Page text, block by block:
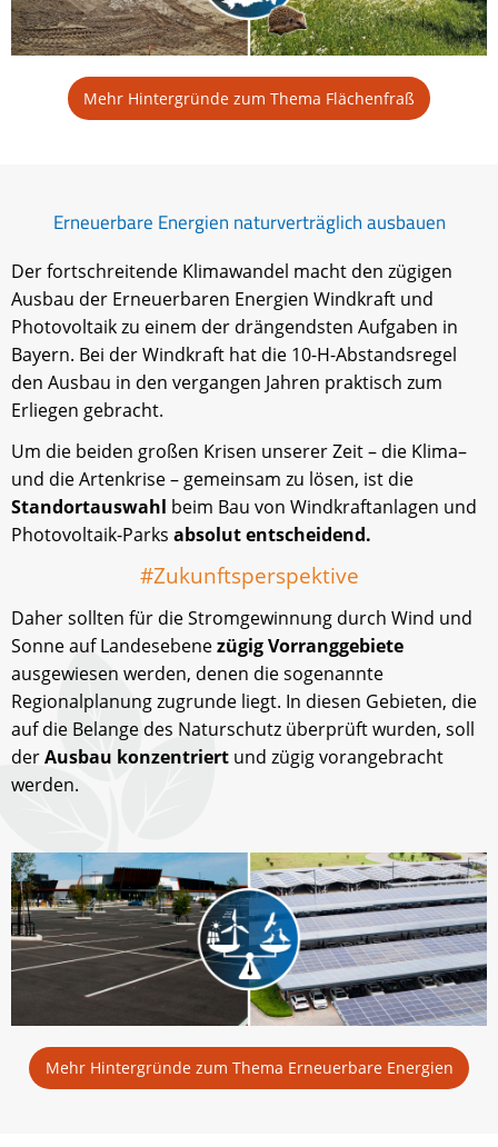
Mehr Hintergründe zum Thema Flächenfraß
Erneuerbare Energien naturverträglich ausbauen
Der fortschreitende Klimawandel macht den zügigen
Ausbau der Erneuerbaren Energien Windkraft und
Photovoltaik zu einem der drängendsten Aufgaben in
Bayern. Bei der Windkraft hat die 10-H-Abstandsregel
den Ausbau in den vergangen Jahren praktisch zum
Erliegen gebracht.
Um die beiden großen Krisen unserer Zeit – die Klima–
und die Artenkrise – gemeinsam zu lösen, ist die
Standortauswahl beim Bau von Windkraftanlagen und
Photovoltaik-Parks absolut entscheidend.
#Zukunftsperspektive
Daher sollten für die Stromgewinnung durch Wind und
Sonne auf Landesebenezügig Vorranggebiete
ausgewiesen werden, denen die sogenannte
Regionalplanung zugrunde liegt. In diesen Gebieten, die
auf die Belange des Naturschutz überprüft wurden, soll
derAusbau konzentriert und zügig vorangebracht
werden.
Mehr Hintergründe zum Thema Erneuerbare Energien